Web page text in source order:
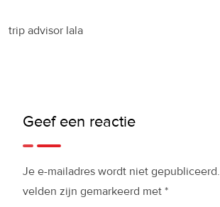
trip advisor lala
Geef een reactie
Je e-mailadres wordt niet gepubliceerd.
velden zijn gemarkeerd met *